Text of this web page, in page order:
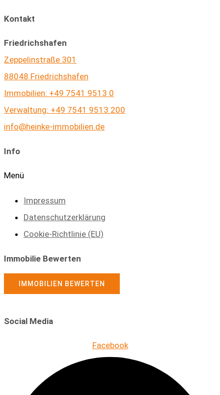
Kontakt
Friedrichshafen
Zeppelinstraße 301
88048 Friedrichshafen
Immobilien: +49 7541 9513 0
Verwaltung: +49 7541 9513 200
info@heinke-immobilien.de
Info
Menü
Impressum
Datenschutzerklärung
Cookie-Richtlinie (EU)
Immobilie Bewerten
IMMOBILIEN BEWERTEN
Social Media
Facebook